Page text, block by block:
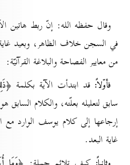
وقال حفظه الله: إنّ ربط هاتين
في السجن خلاف الظاهر، وبعيد غاية
من معايير الفصاحة والبلاغة القرآنيّة:
فأوّلاً: قد ابتدأت الآية بكلمة
سابق لتعليله بعلّته، والكلام السابق
إرجاعها إلى كلام يوسف الوارد مع
غاية البعد.